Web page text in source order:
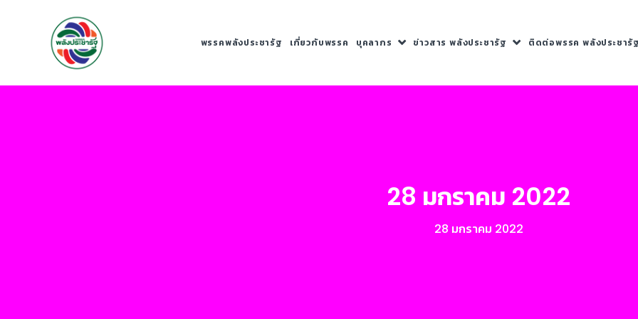
พรรคพลังประชารัฐ เกี่ยวกับพรรค บุคลากร ข่าวสาร พลังประชารัฐ ติดต่อพรรค พลังประชารัฐ
28 มกราคม 2022
28 มกราคม 2022